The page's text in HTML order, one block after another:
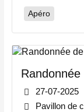
Apéro
27-07-2025
Pavillon de